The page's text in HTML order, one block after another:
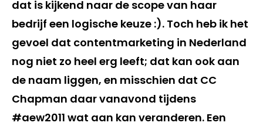
dat is kijkend naar de scope van haar
bedrijf een logische keuze :). Toch heb ik het
gevoel dat contentmarketing in Nederland
nog niet zo heel erg leeft; dat kan ook aan
de naam liggen, en misschien dat CC
Chapman daar vanavond tijdens
#aew2011 wat aan kan veranderen. Een